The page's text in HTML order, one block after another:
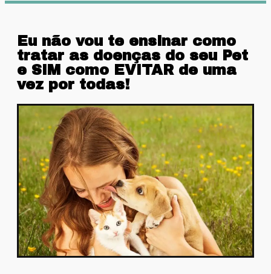
Eu não vou te ensinar como
tratar as doenças do seu Pet
e SIM como EVITAR de uma
vez por todas!